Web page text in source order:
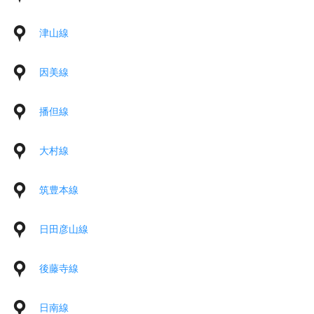
津山線
因美線
播但線
大村線
筑豊本線
日田彦山線
後藤寺線
日南線